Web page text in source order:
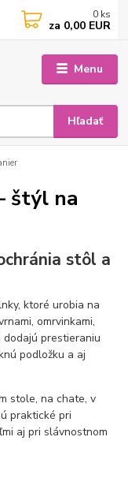
Menu
Hľadať
0 ks
za 0,00 EUR
štýl na
stôl a
ktoré urobia na
omrvinkami,
prestieraniu
podložku a aj
stole, na chate, v
praktické pri
aj pri slávnostnom